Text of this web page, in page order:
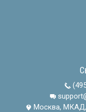
Москва, МКАД,